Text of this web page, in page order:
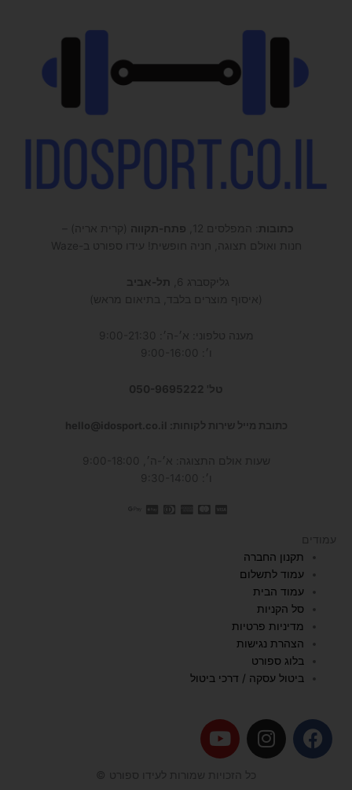
כתובות : המפלסים 12, פתח-תקווה (קרית אריה) –
חנות ואולם תצוגה, חניה חופשית! עידו ספורט ב-Waze
גליקסברג 6,
תל-אביב
(איסוף מוצרים בלבד, בתיאום מראש)
מענה טלפוני: א׳-ה׳: 9:00-21:30
טל' 050-9695222
כתובת מייל שירות לקוחות: hello@idosport.co.il
שעות אולם התצוגה: א׳-ה׳, 9:00-18:00
עמודים
תקנון החברה
עמוד לתשלום
עמוד הבית
סל הקניות
מדיניות פרטיות
הצהרת נגישות
בלוג ספורט
ביטול עסקה / דרכי ביטול
F
a
I
n
Y
o
u
כל הזכויות שמורות לעידו ספורט ©